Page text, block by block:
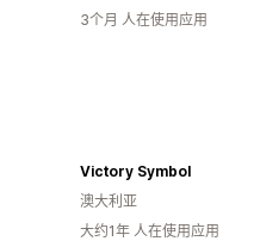
3个月 人在使用应用
Victory Symbol
澳大利亚
大约1年 人在使用应用